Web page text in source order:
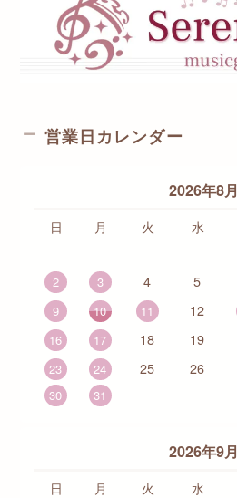
営業日カレンダー
2026年8月
日 月 火 水
2 3 4 5
9 10 11 12
16
17 18 19
23 24 25 26
30 31
2026年9月
日 月 火 水